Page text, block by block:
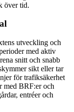
över tid.
utveckling och
med aktiv
snitt och snabb
sikt eller tar
för trafiksäkerhet
med BRF:er och
entréer och